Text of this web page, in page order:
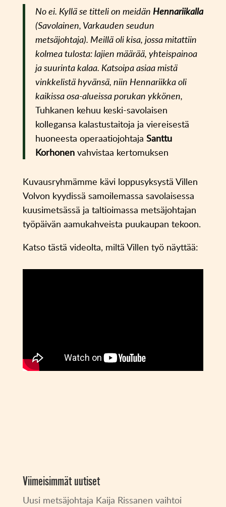
No ei. Kyllä se titteli on meidän Hennariikalla
(Savolainen, Varkauden seudun
metsäjohtaja). Meillä oli kisa, jossa mitattiin
kolmea tulosta: lajien määrää, yhteispainoa
ja suurinta kalaa. Katsoipa asiaa mistä
vinkkelistä hyvänsä, niin Hennariikka oli
kaikissa osa-alueissa porukan ykkönen,
Tuhkanen kehuu keski-savolaisen
kollegansa kalastustaitoja ja viereisestä
huoneesta operaatiojohtaja Santtu
Korhonenvahvistaa kertomuksen
Kuvausryhmämme kävi loppusyksystä Villen
Volvon kyydissä samoilemassa savolaisessa
kuusimetsässä ja taltioimassa metsäjohtajan
työpäivän aamukahveista puukaupan tekoon.
Katso tästä videolta, miltä Villen työ näyttää:
Viimeisimmät uutiset
Uusi metsäjohtaja Kaija Rissanen vaihtoi